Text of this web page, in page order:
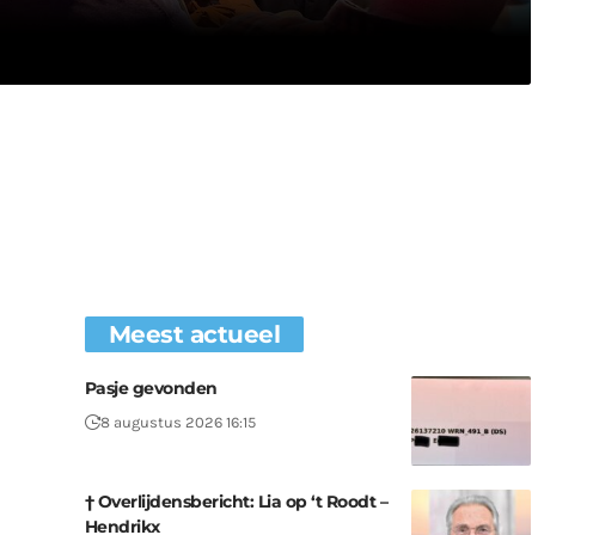
Meest actueel
Pasje gevonden
8 augustus 2026 16:15
† Overlijdensbericht: Lia op ‘t Roodt –
Hendrikx